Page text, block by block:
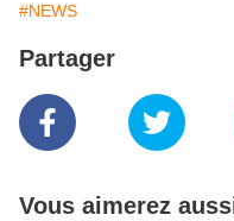
#NEWS
Partager
Vous aimerez